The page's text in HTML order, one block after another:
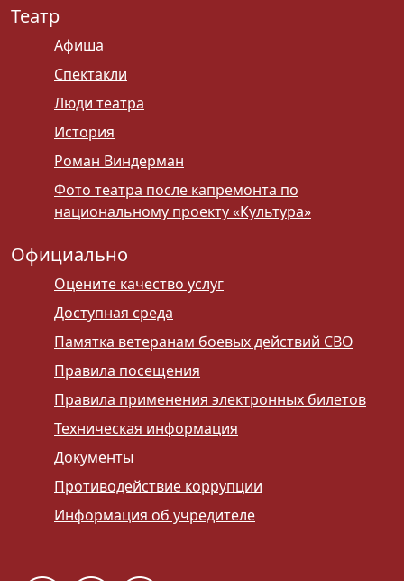
Театр
Афиша
Спектакли
Люди театра
История
Роман Виндерман
Фото театра после капремонта по
национальному проекту «Культура»
Официально
Оцените качество услуг
Доступная среда
Памятка ветеранам боевых действий СВО
Правила посещения
Правила применения электронных билетов
Техническая информация
Документы
Противодействие коррупции
Информация об учредителе